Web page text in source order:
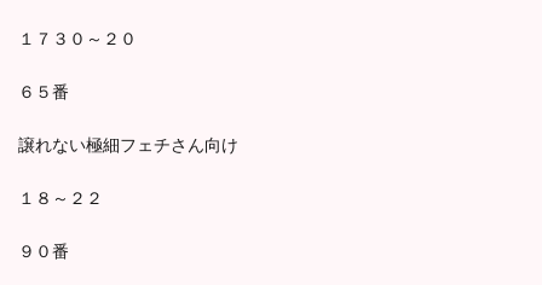
１７３０～２０
６５番
譲れない極細フェチさん向け
１８～２２
９０番